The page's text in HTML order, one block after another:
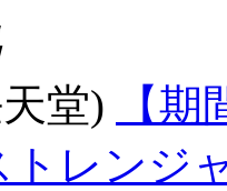
堂)
【
レンジ